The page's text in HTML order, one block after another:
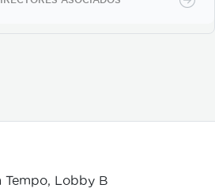
claras, paletas de
Tempo, Lobby B